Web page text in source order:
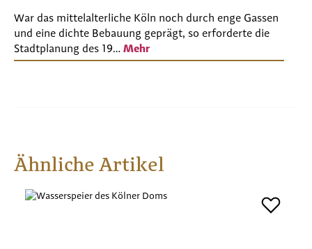
War das mittelalterliche Köln noch durch enge Gassen
und eine dichte Bebauung geprägt, so erforderte die
Stadtplanung des 19… Mehr
Produktgalerie überspringen
Ähnliche Artikel